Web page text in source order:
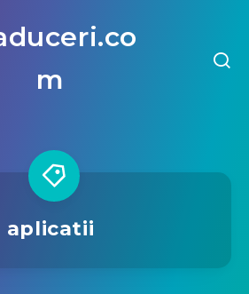
m
aplicatii